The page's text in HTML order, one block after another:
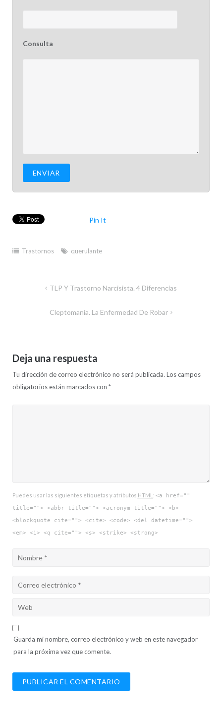
Consulta
Pin It
Trastornos querulante
Navegación
entradas
TLP Y Trastorno Narcisista. 4 Diferencias
Cleptomanía. La Enfermedad De Robar
Deja una respuesta
Tu dirección de correo electrónico no será publicada. Los campos
obligatorios están marcados con *
Puedes usar las siguientes etiquetas y atributos HTML : <a href=""
title=""> <abbr title=""> <acronym title=""> <b>
<blockquote cite=""> <cite> <code> <del datetime="">
<em> <i> <q cite=""> <s> <strike> <strong>
Guarda mi nombre, correo electrónico y web en este navegador
para la próxima vez que comente.